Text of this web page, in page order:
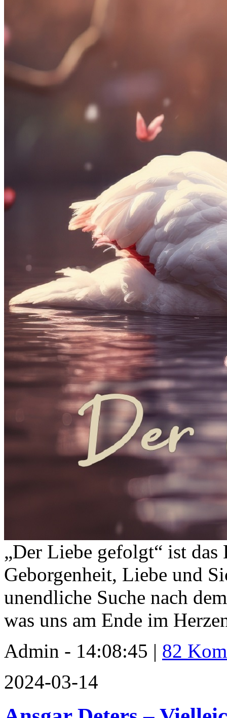
„Der Liebe gefolgt“ ist das
Geborgenheit, Liebe und
unendliche Suche nach
was uns am Ende im
Admin - 14:08:45 | 82
2024-03-14